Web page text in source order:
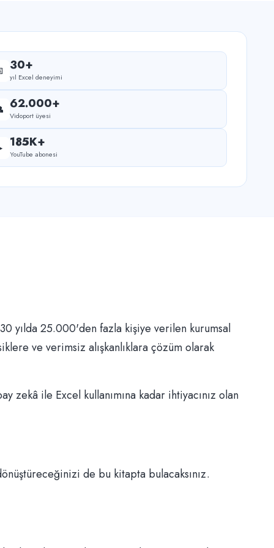
30+
yıl Excel deneyimi
62.000+
Vidoport üyesi
185K+
YouTube abonesi
yılda 25.000'den fazla kişiye verilen kurumsal
ve verimsiz alışkanlıklara çözüm olarak
ile Excel kullanımına kadar ihtiyacınız olan
de bu kitapta bulacaksınız.